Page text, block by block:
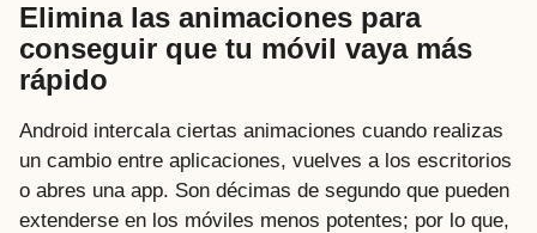
Elimina las animaciones para
conseguir que tu móvil vaya más
rápido
Android intercala ciertas animaciones cuando realizas
un cambio entre aplicaciones, vuelves a los escritorios
o abres una app. Son décimas de segundo que pueden
extenderse en los móviles menos potentes; por lo que,